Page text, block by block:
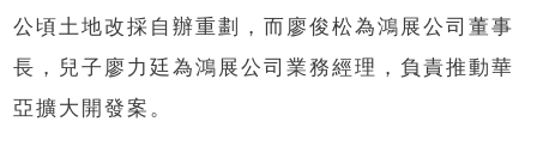
公頃土地改採自辦重劃，而廖俊松為鴻展公司董事
長，兒子廖力廷為鴻展公司業務經理，負責推動華
亞擴大開發案。